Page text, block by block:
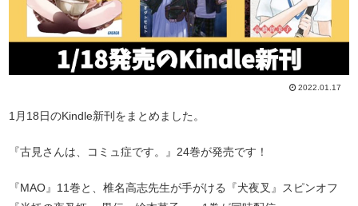
2022.01.17
1月18日のKindle新刊をまとめました。
『古見さんは、コミュ症です。』24巻が発売です！
『MAO』11巻と、椎名高志先生が手がける『犬夜叉』スピンオフ